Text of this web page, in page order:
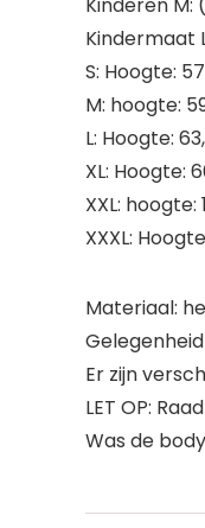
Kindermaat
S: Hoogte:
M: hoogte:
L: Hoogte:
XL: Hoogte:
XXL:
XXXL:
Materiaal:
Er zijn
LET OP:
Was de